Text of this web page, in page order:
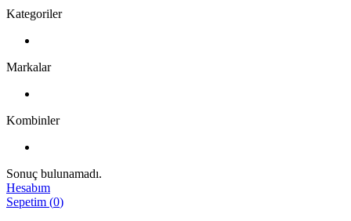
Kategoriler
Markalar
Kombinler
Sonuç bulunamadı.
Hesabım
Sepetim (0)